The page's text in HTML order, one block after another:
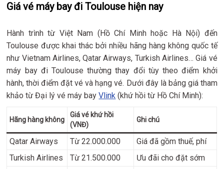
Giá vé máy bay đi Toulouse hiện nay
Hành trình từ Việt Nam (Hồ Chí Minh hoặc Hà Nội) đến
Toulouse được khai thác bởi nhiều hãng hàng không quốc tế
như Vietnam Airlines, Qatar Airways, Turkish Airlines… Giá vé
máy bay đi Toulouse thường thay đổi tùy theo điểm khởi
hành, thời điểm đặt vé và hạng vé. Dưới đây là bảng giá tham
khảo từ Đại lý vé máy bayVlink (khứ hồi từ Hồ Chí Minh):
Hãng hàng không
Giá vé khứ hồi
(VNĐ)
Ghi chú
Qatar Airways Từ 22.000.000
Giá đã gồm thuế, phí
Turkish Airlines
Từ 21.500.000
Ưu đãi cho đặt sớm